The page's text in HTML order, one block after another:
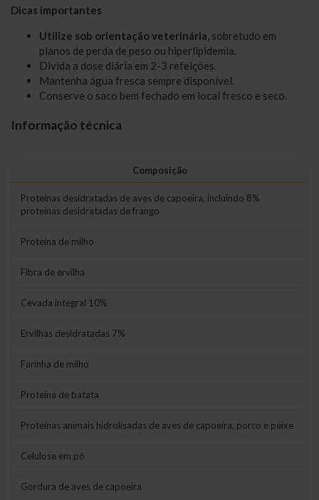
Dicas importantes
Utilize sob orientação veterinária, sobretudo em
planos de perda de peso ou hiperlipidemia.
Divida a dose diária em 2-3 refeições.
Mantenha água fresca sempre disponível.
Conserve o saco bem fechado em local fresco e seco.
Informação técnica
Composição
Proteínas desidratadas de aves de capoeira, incluindo 8%
proteínas desidratadas de frango
Proteína de milho
Fibra de ervilha
Cevada integral 10%
Ervilhas desidratadas 7%
Farinha de milho
Proteína de batata
Proteínas animais hidrolisadas de aves de capoeira, porco e peixe
Celulose em pó
Gordura de aves de capoeira